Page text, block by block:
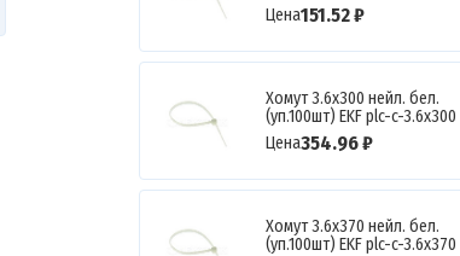
Цена151.52 ₽
Хомут 3.6х300 нейл. бел.
(уп.100шт) EKF plc-c-3.6x300
Цена354.96 ₽
Хомут 3.6х370 нейл. бел.
(уп.100шт) EKF plc-c-3.6x370